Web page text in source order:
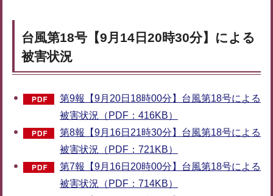
台風第18号【9月14日20時30分】による
被害状況
第9報【9月20日18時00分】台風第18号による
被害状況（PDF：416KB）
第8報【9月16日21時30分】台風第18号による
被害状況（PDF：721KB）
第7報【9月16日20時00分】台風第18号による
被害状況（PDF：714KB）